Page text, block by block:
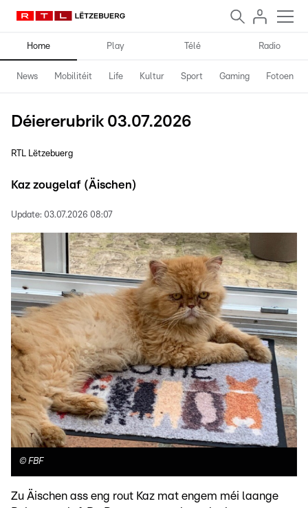
Home Play Télé Radio
News Mobilitéit Life Kultur Sport Gaming Fotoen
Déiererubrik 03.07.2026
RTL Lëtzebuerg
Kaz zougelaf (Äischen)
Update: 03.07.2026 08:07
© FBF
Zu Äischen ass eng rout Kaz mat engem méi laange